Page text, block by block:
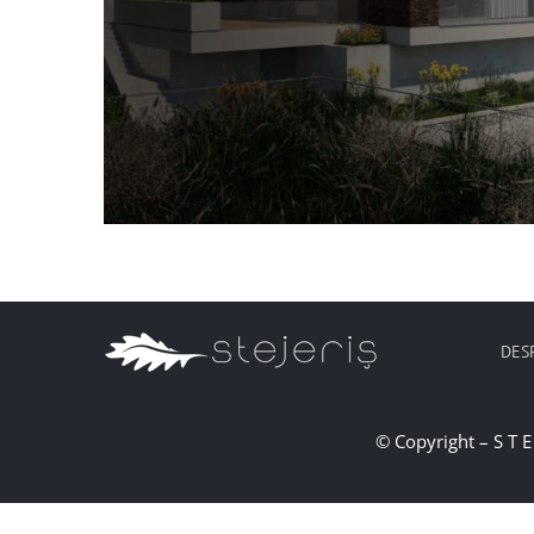
© Copyright – S T E